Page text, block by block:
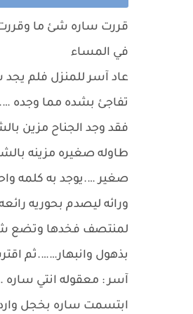
قررت ساره شئ ما وقررت
في المساء
عاد آسر للمنزل فلم
تفاجئ بشده مما وجده
فقد وجد الجناح مزين
طاوله صغيره مزينه
صغير ….يوجد به كلمه
ورائه ليصدم بحوريه
لمنتصف فخدها وتضع
بذهول وانبهار…….ثم
آسر : معقوله انتي ساره
ابتسمت ساره بخجل